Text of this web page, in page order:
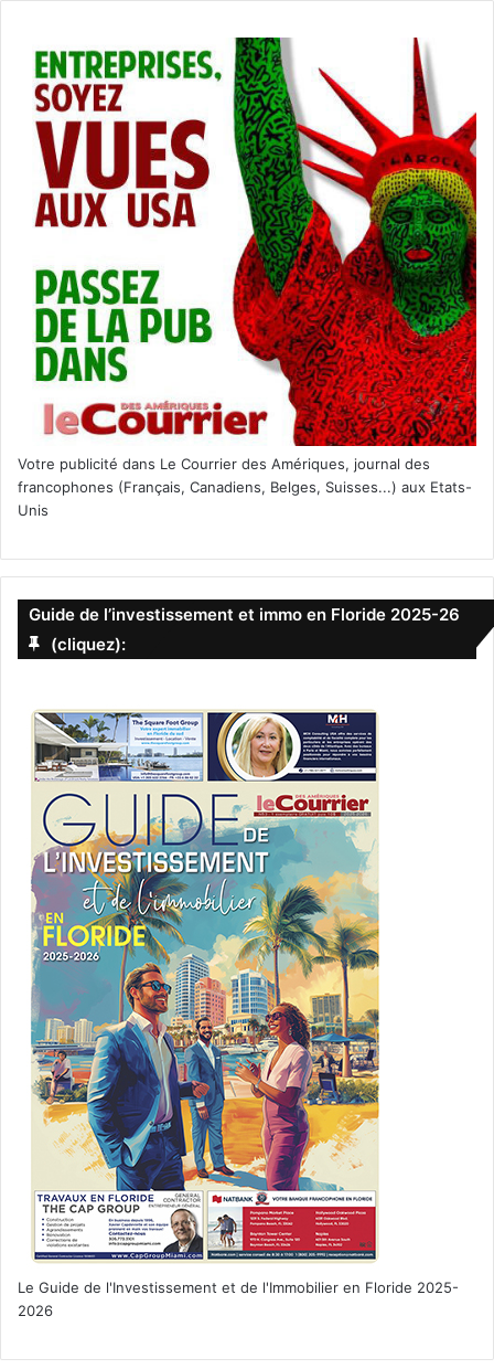
Votre publicité dans Le Courrier des Amériques, journal des
francophones (Français, Canadiens, Belges, Suisses...) aux Etats-
Unis
Guide de l’investissement et immo en Floride 2025-26
(cliquez):
Le Guide de l'Investissement et de l'Immobilier en Floride 2025-
2026